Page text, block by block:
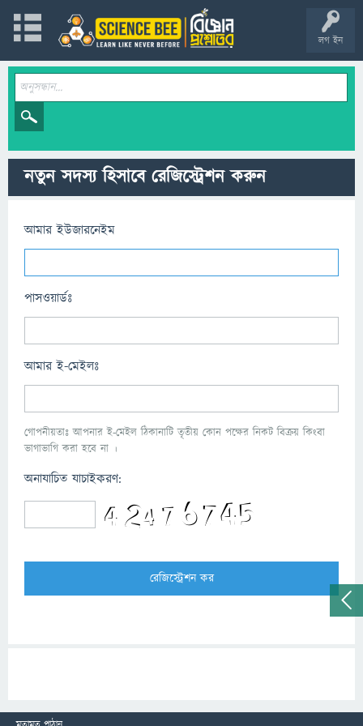
লগ ইন
নতুন সদস্য হিসাবে রেজিস্ট্রেশন করুন
আমার ইউজারনেইম
পাসওয়ার্ডঃ
আমার ই-মেইলঃ
গোপনীয়তাঃ আপনার ই-মেইল ঠিকানাটি তৃতীয় কোন পক্ষের নিকট বিক্রয় কিংবা
ভাগাভাগি করা হবে না ।
অনাযাচিত যাচাইকরণ: